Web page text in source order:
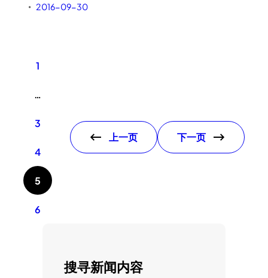
• 2016-09-30
1
…
3
4
5
6
上一页 下一页
搜寻新闻内容